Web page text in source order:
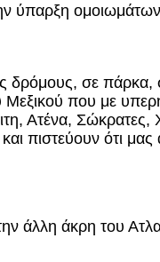
ύπαρξη
σε πάρκα,
που με
Ατένα,
πιστεύουν ότι
άλλη άκρη του